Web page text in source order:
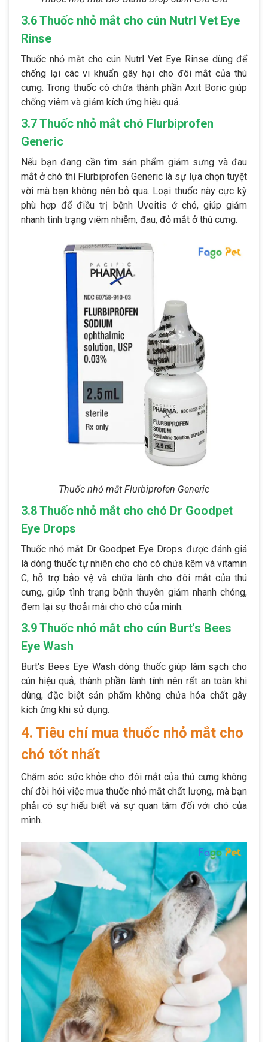
3.6 Thuốc nhỏ mắt cho cún NutrI Vet Eye
Rinse
Thuốc nhỏ mắt cho cún NutrI Vet Eye Rinse dùng để
chống lại các vi khuẩn gây hại cho đôi mắt của thú
cưng. Trong thuốc có chứa thành phần Axit Boric giúp
chống viêm và giảm kích ứng hiệu quả.
3.7 Thuốc nhỏ mắt chó Flurbiprofen
Generic
Nếu bạn đang cần tìm sản phẩm giảm sưng và đau
mắt ở chó thì Flurbiprofen Generic là sự lựa chọn tuyệt
vời mà bạn không nên bỏ qua. Loại thuốc này cực kỳ
phù hợp để điều trị bệnh Uveitis ở chó, giúp giảm
nhanh tình trạng viêm nhiễm, đau, đỏ mắt ở thú cưng.
Thuốc nhỏ mắt Flurbiprofen Generic
3.8 Thuốc nhỏ mắt cho chó Dr Goodpet
Eye Drops
Thuốc nhỏ mắt Dr Goodpet Eye Drops được đánh giá
là dòng thuốc tự nhiên cho chó có chứa kẽm và vitamin
C, hỗ trợ bảo vệ và chữa lành cho đôi mắt của thú
cưng, giúp tình trạng bệnh thuyên giảm nhanh chóng,
đem lại sự thoải mái cho chó của mình.
3.9 Thuốc nhỏ mắt cho cún Burt's Bees
Eye Wash
Burt's Bees Eye Wash dòng thuốc giúp làm sạch cho
cún hiệu quả, thành phần lành tính nên rất an toàn khi
dùng, đặc biệt sản phẩm không chứa hóa chất gây
kích ứng khi sử dụng.
4. Tiêu chí mua thuốc nhỏ mắt cho
chó tốt nhất
Chăm sóc sức khỏe cho đôi mắt của thú cưng không
chỉ đòi hỏi việc mua thuốc nhỏ mắt chất lượng, mà bạn
phải có sự hiểu biết và sự quan tâm đối với chó của
mình.